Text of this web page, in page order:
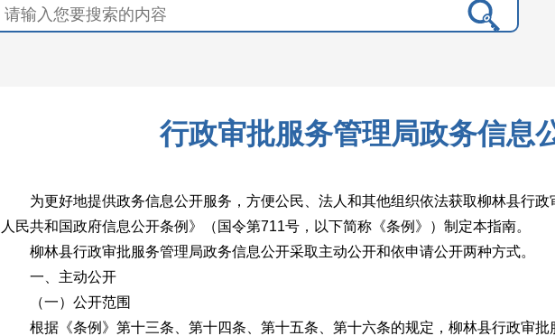
行政审批服务管理局政务信息
为更好地提供政务信息公开服务，方便公民、法人和其他组织依法获取柳林县行政
人民共和国政府信息公开条例》（国令第711号，以下简称《条例》）制定本指南。
柳林县行政审批服务管理局政务信息公开采取主动公开和依申请公开两种方式。
一、主动公开
（一）公开范围
根据《条例》第十三条、第十四条、第十五条、第十六条的规定，柳林县行政审批